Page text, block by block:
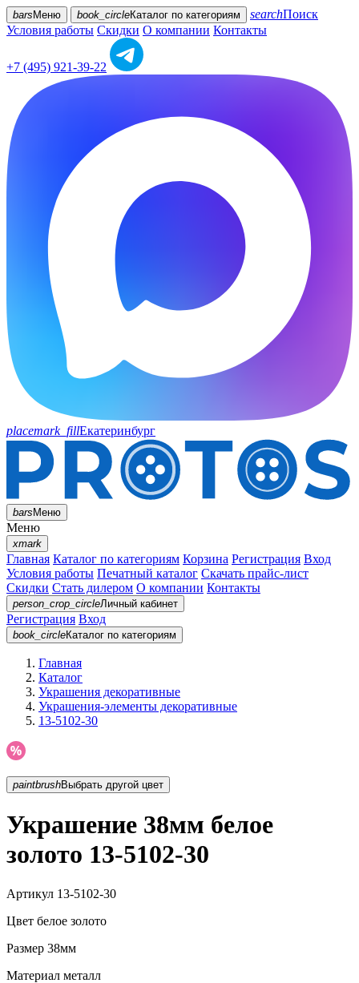
bars Меню book_circleКаталог по категориям searchПоиск
Условия работы Скидки О компании Контакты
+7 (495) 921-39-22
placemark_fillЕкатеринбург
barsМеню
Меню
xmark
Главная Каталог по категориям Корзина Регистрация Вход
Условия работы Печатный каталог Скачать прайс-лист
Скидки Стать дилером О компании Контакты
person_crop_circleЛичный кабинет
Регистрация Вход
book_circleКаталог по категориям
Главная
Каталог
Украшения декоративные
Украшения-элементы декоративные
13-5102-30
paintbrush Выбрать другой цвет
Украшение 38мм белое
золото 13-5102-30
Артикул 13-5102-30
Цвет белое золото
Размер 38мм
Материал металл